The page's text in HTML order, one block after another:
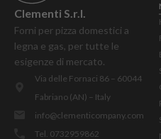
Clementi S.r.l.
Forni per pizza domestici a
legna e gas, per tutte le
esigenze di mercato.
Via delle Fornaci 86 – 60044
Fabriano (AN) – Italy
info@clementicompany.com
Tel. 0732959862